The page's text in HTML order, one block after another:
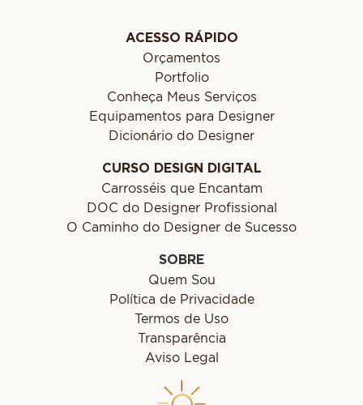
ACESSO RÁPIDO
Orçamentos
Portfolio
Conheça Meus Serviços
Equipamentos para Designer
Dicionário do Designer
CURSO DESIGN DIGITAL
Carrosséis que Encantam
DOC do Designer Profissional
O Caminho do Designer de Sucesso
SOBRE
Quem Sou
Política de Privacidade
Termos de Uso
Transparência
Aviso Legal